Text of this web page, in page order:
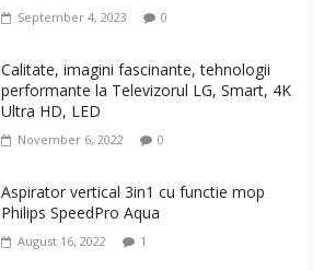
September 4, 2023 0
Calitate, imagini fascinante, tehnologii
performante la Televizorul LG, Smart, 4K
Ultra HD, LED
November 6, 2022 0
Aspirator vertical 3in1 cu functie mop
Philips SpeedPro Aqua
August 16, 2022 1